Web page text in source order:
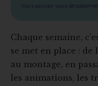
Vous pouvez vous
Chaque semaine,
se met en place :
au montage, en
les animations, les